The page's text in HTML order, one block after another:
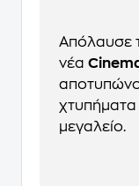
Απόλαυσε
νέα
χτυπήματα
μεγαλείο.